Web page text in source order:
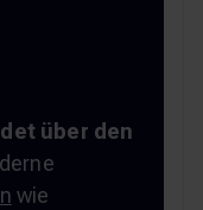
über den
wie